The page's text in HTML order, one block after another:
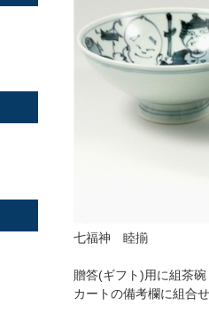
七福神 睦揃
贈答(ギフト)用に組茶
カートの備考欄に組合